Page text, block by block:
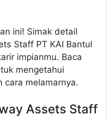
ini! Simak detail
Staff PT KAI Bantul
impianmu. Baca
mengetahui
cara melamarnya.
Assets Staff